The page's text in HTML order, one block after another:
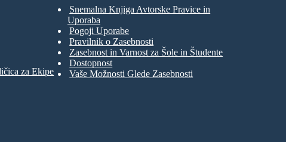
za Ekipe
Snemalna Knjiga Avtorske Pravice in
Uporaba
Pogoji Uporabe
Pravilnik o Zasebnosti
Zasebnost in Varnost za Šole in Študente
Dostopnost
Vaše Možnosti Glede Zasebnosti